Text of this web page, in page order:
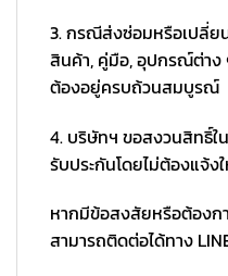
3. กรณีส่งซ่อมหรือเปลี่
สินค้า, คู่มือ, อุปกรณ์ต่า
ต้องอยู่ครบถ้วนสมบูรณ์
4. บริษัทฯ ขอสงวนสิทธิ์ใ
รับประกันโดยไม่ต้องแจ้ง
หากมีข้อสงสัยหรือต้องก
สามารถติดต่อได้ทาง